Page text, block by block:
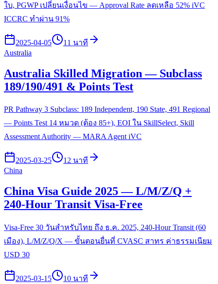
ใบ, PGWP เปลี่ยนเงื่อนไข — Approval Rate ลดเหลือ 52% iVC
ICCRC ทำผ่าน 91%
2025-04-05
11 นาที
Australia
Australia Skilled Migration — Subclass
189/190/491 & Points Test
PR Pathway 3 Subclass: 189 Independent, 190 State, 491 Regional
— Points Test 14 หมวด (ต้อง 85+), EOI ใน SkillSelect, Skill
Assessment Authority — MARA Agent iVC
2025-03-25
12 นาที
China
China Visa Guide 2025 — L/M/Z/Q +
240-Hour Transit Visa-Free
Visa-Free 30 วันสำหรับไทย ถึง ธ.ค. 2025, 240-Hour Transit (60
เมือง), L/M/Z/Q/X — ขั้นตอนยื่นที่ CVASC สาทร ค่าธรรมเนียม
USD 30
2025-03-15
10 นาที